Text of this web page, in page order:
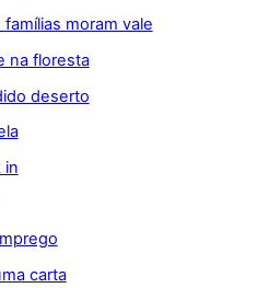
moram vale
na floresta
deserto
in
carta